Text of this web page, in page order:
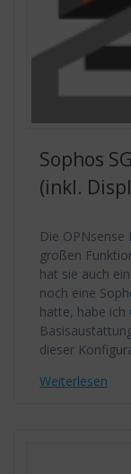
Sophos
(inkl.
Die
großen
hat sie auch
noch eine
hatte, habe ich
dieser
Weiterlesen